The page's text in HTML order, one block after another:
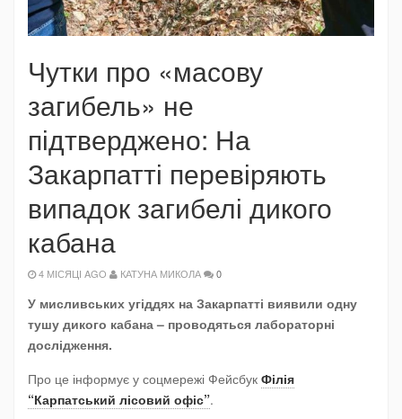
Чутки про «масову
загибель» не
підтверджено: На
Закарпатті перевіряють
випадок загибелі дикого
кабана
4 МІСЯЦІ AGO КАТУНА МИКОЛА 0
У мисливських угіддях на Закарпатті виявили одну
тушу дикого кабана – проводяться лабораторні
дослідження.
Про це інформує у соцмережі Фейсбук Філія
“Карпатський лісовий офіс”.